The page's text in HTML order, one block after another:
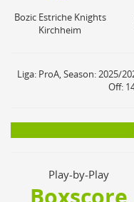
Bozic Estriche Knights
Kirchheim
Liga: ProA, Season: 2025/
Off:
Play-by-Play